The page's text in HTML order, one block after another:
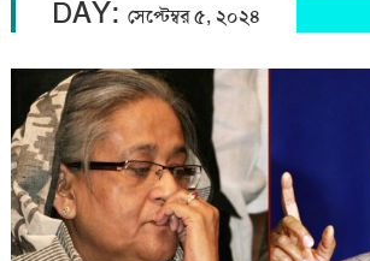
DAY: সেপ্টেম্বর ৫, ২০২৪